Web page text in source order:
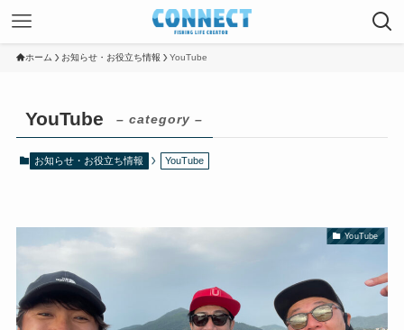
ホーム お知らせ・お役立ち情報 YouTube
YouTube – category –
お知らせ・お役立ち情報 YouTube
YouTube